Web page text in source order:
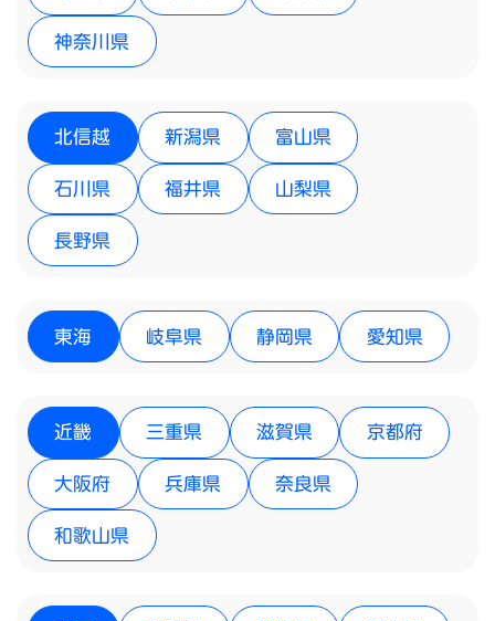
神奈川県
北信越 新潟県 富山県
石川県 福井県 山梨県
長野県
東海 岐阜県 静岡県 愛知県
近畿 三重県 滋賀県 京都府
大阪府 兵庫県 奈良県
和歌山県